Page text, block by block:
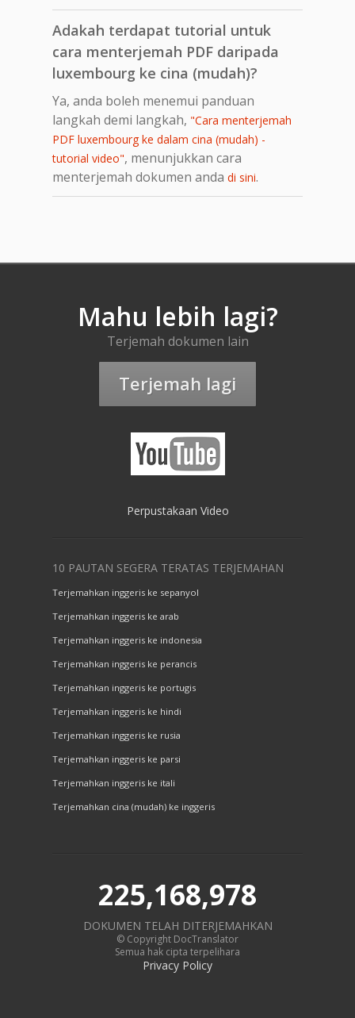
Adakah terdapat tutorial untuk
cara menterjemah PDF daripada
luxembourg ke cina (mudah)?
Ya, anda boleh menemui panduan
langkah demi langkah, "Cara menterjemah
PDF luxembourg ke dalam cina (mudah) -
tutorial video", menunjukkan cara
menterjemah dokumen anda di sini.
Mahu lebih lagi?
Terjemah dokumen lain
Terjemah lagi
Perpustakaan Video
10 PAUTAN SEGERA TERATAS TERJEMAHAN
Terjemahkan inggeris ke sepanyol
Terjemahkan inggeris ke arab
Terjemahkan inggeris ke indonesia
Terjemahkan inggeris ke perancis
Terjemahkan inggeris ke portugis
Terjemahkan inggeris ke hindi
Terjemahkan inggeris ke rusia
Terjemahkan inggeris ke parsi
Terjemahkan inggeris ke itali
Terjemahkan cina (mudah) ke inggeris
225,168,978
DOKUMEN TELAH DITERJEMAHKAN
© Copyright DocTranslator
Semua hak cipta terpelihara
Privacy Policy